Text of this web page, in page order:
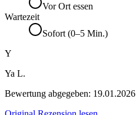
Vor Ort essen
Wartezeit
Sofort (0–5 Min.)
Y
Ya L.
Bewertung abgegeben: 19.01.2026